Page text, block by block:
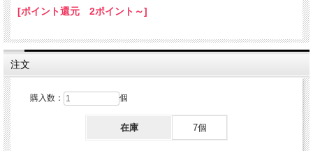
[ポイント還元 2ポイント～]
注文
購入数： 個
在庫 7個